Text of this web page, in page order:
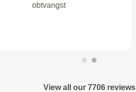
View all our 7706 reviews